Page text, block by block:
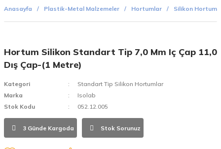
Anasayfa Plastik-Metal Malzemeler Hortumlar Silikon
Hortum Silikon Standart Tip 7,0 Mm Iç Çap 11,0
Dış Çap-(1 Metre)
Kategori
Standart Tip Silikon Hortumlar
Marka
Isolab
Stok Kodu
052.12.005
3 Günde Kargoda Stok Sorunuz